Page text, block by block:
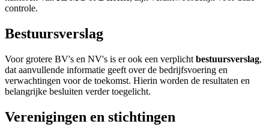
controle.
Bestuursverslag
Voor grotere BV's en NV's is er ook een verplicht bestuursverslag,
dat aanvullende informatie geeft over de bedrijfsvoering en
verwachtingen voor de toekomst. Hierin worden de resultaten en
belangrijke besluiten verder toegelicht.
Verenigingen en stichtingen